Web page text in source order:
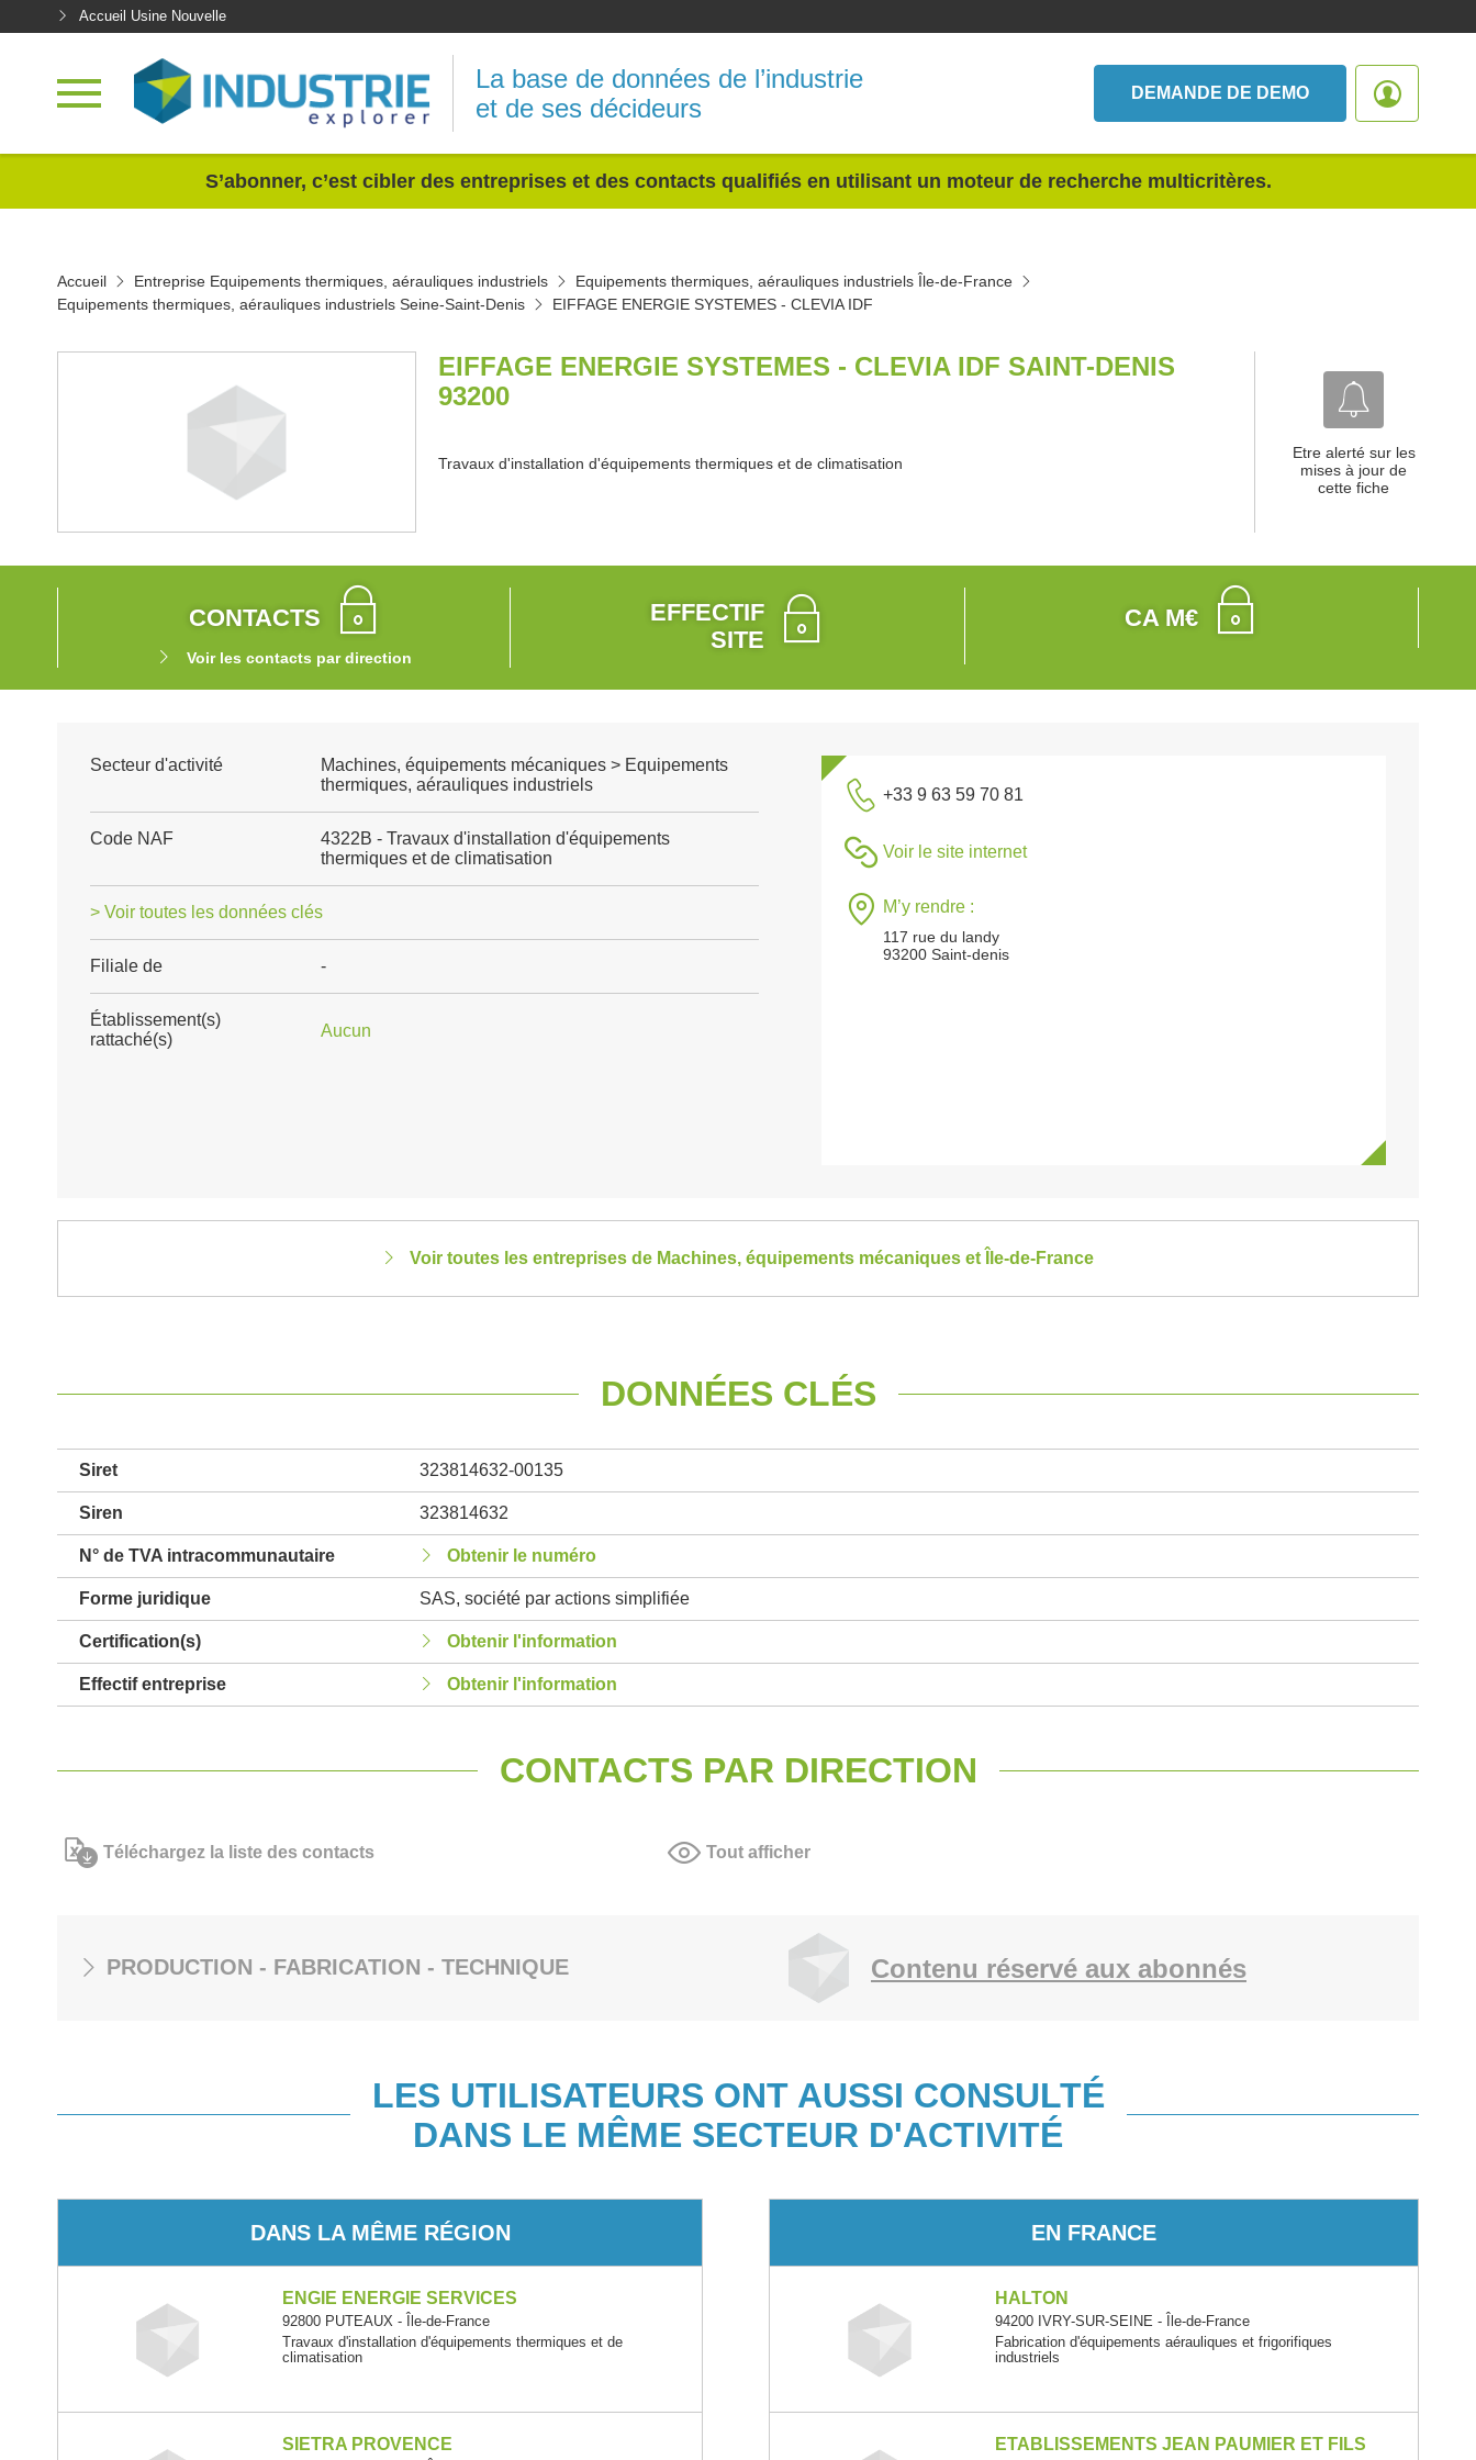
Accueil Usine Nouvelle
La base de données de l’industrie
et de ses décideurs
DEMANDE DE DEMO
S’abonner, c’est cibler des entreprises et des contacts qualifiés en utilisant un moteur de recherche multicritères.
Accueil Entreprise Equipements thermiques, aérauliques industriels
Equipements thermiques, aérauliques industriels Île-de-France
Equipements thermiques, aérauliques industriels Seine-Saint-Denis
EIFFAGE ENERGIE SYSTEMES - CLEVIA IDF
EIFFAGE ENERGIE SYSTEMES - CLEVIA IDF SAINT-DENIS
93200
Travaux d'installation d'équipements thermiques et de climatisation
Etre alerté sur les
mises à jour de
cette fiche
CONTACTS
Voir les contacts par direction
EFFECTIF
SITE
CA M€
Secteur d'activité
Machines, équipements mécaniques > Equipements
thermiques, aérauliques industriels
Code NAF
4322B - Travaux d'installation d'équipements
thermiques et de climatisation
> Voir toutes les données clés
Filiale de -
Établissement(s)
rattaché(s)
Aucun
+33 9 63 59 70 81
Voir le site internet
M’y rendre :
117 rue du landy
93200 Saint-denis
Voir toutes les entreprises de Machines, équipements mécaniques et Île-de-France
DONNÉES CLÉS
Siret 323814632-00135
Siren 323814632
N° de TVA intracommunautaire Obtenir le numéro
Forme juridique SAS, société par actions simplifiée
Certification(s) Obtenir l'information
Effectif entreprise Obtenir l'information
CONTACTS PAR DIRECTION
Téléchargez la liste des contacts Tout afficher
PRODUCTION - FABRICATION - TECHNIQUE Contenu réservé aux abonnés
LES UTILISATEURS ONT AUSSI CONSULTÉ
DANS LE MÊME SECTEUR D'ACTIVITÉ
DANS LA MÊME RÉGION
ENGIE ENERGIE SERVICES
92800 PUTEAUX - Île-de-France
Travaux d'installation d'équipements thermiques et de
climatisation
SIETRA PROVENCE
EN FRANCE
HALTON
94200 IVRY-SUR-SEINE - Île-de-France
Fabrication d'équipements aérauliques et frigorifiques
industriels
ETABLISSEMENTS JEAN PAUMIER ET FILS